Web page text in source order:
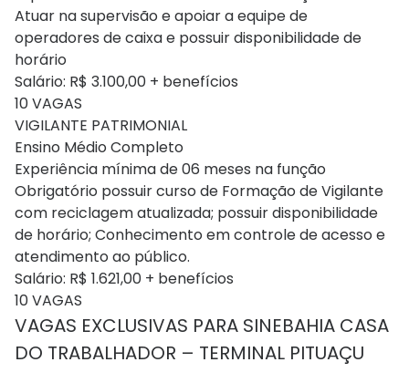
Atuar na supervisão e apoiar a equipe de
operadores de caixa e possuir disponibilidade de
horário
Salário: R$ 3.100,00 + benefícios
10 VAGAS
VIGILANTE PATRIMONIAL
Ensino Médio Completo
Experiência mínima de 06 meses na função
Obrigatório possuir curso de Formação de Vigilante
com reciclagem atualizada; possuir disponibilidade
de horário; Conhecimento em controle de acesso e
atendimento ao público.
Salário: R$ 1.621,00 + benefícios
10 VAGAS
VAGAS EXCLUSIVAS PARA SINEBAHIA CASA
DO TRABALHADOR – TERMINAL PITUAÇU